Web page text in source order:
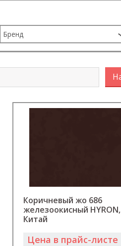
Бренд
Коричневый жо 686
железоокисный HYRON,
Китай
Цена в прайс-листе